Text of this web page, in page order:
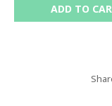
ADD TO